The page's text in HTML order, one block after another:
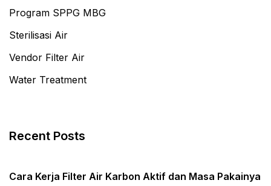
Program SPPG MBG
Sterilisasi Air
Vendor Filter Air
Water Treatment
Recent Posts
Cara Kerja Filter Air Karbon Aktif dan Masa Pakainya